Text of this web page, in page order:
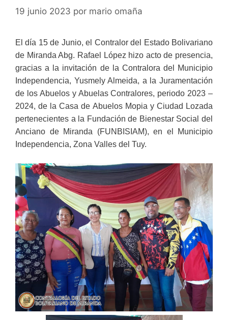
19 junio 2023 por mario omaña
El día 15 de Junio, el Contralor del Estado Bolivariano
de Miranda Abg. Rafael López hizo acto de presencia,
gracias a la invitación de la Contralora del Municipio
Independencia, Yusmely Almeida, a la Juramentación
de los Abuelos y Abuelas Contralores, periodo 2023 –
2024, de la Casa de Abuelos Mopia y Ciudad Lozada
pertenecientes a la Fundación de Bienestar Social del
Anciano de Miranda (FUNBISIAM), en el Municipio
Independencia, Zona Valles del Tuy.